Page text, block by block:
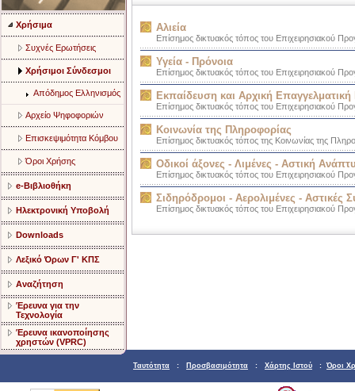
Χρήσιμα
Συχνές Ερωτήσεις
Χρήσιμοι Σύνδεσμοι
Απόδημος Ελληνισμός
Αρχείο Ψηφοφοριών
Επισκεψιμότητα Κόμβου
Όροι Χρήσης
e-Βιβλιοθήκη
Ηλεκτρονική Υποβολή
Downloads
Λεξικό Όρων Γ' ΚΠΣ
Αναζήτηση
Έρευνα για την
Τεχνολογία
Έρευνα ικανοποίησης
χρηστών (VPRC)
Αλιεία
Επίσημος δικτυακός τόπος του Επιχειρησιακού
Υγεία - Πρόνοια
Επίσημος δικτυακός τόπος του Επιχειρησιακού
Εκπαίδευση και Αρχική Επαγγελματική
Επίσημος δικτυακός τόπος του Επιχειρησιακού
Κοινωνία της Πληροφορίας
Επίσημος δικτυακός τόπος της Κοινωνίας της
Οδικοί άξονες - Λιμένες - Αστική
Επίσημος δικτυακός τόπος του Επιχειρησιακού
Σιδηρόδρομοι - Αερολιμένες - Αστικές
Επίσημος δικτυακός τόπος του Επιχειρησιακού
Ταυτότητα : Προσβασιμότητα : Χάρτης Ιστού : Όροι